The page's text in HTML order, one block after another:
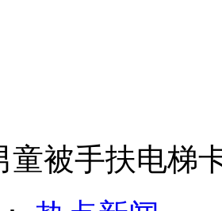
拥堵市民弃车步行
手扶电梯卡